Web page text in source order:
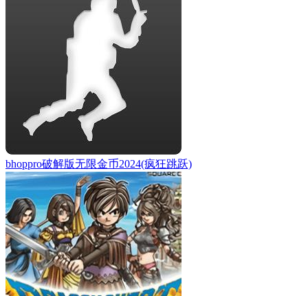
bhoppro破解版无限金币2024(疯狂跳跃)